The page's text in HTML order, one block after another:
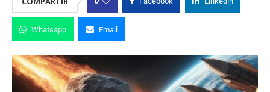
Whatsapp Email